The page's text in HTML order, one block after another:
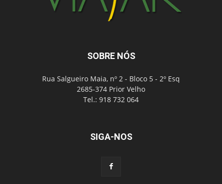
SOBRE NÓS
Rua Salgueiro Maia, nº 2 - Bloco 5 - 2º Esq
2685-374 Prior Velho
Tel.: 918 732 064
SIGA-NOS